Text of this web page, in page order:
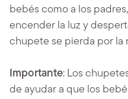
bebés como a los
encender la luz y
chupete se pierda por la
Importante: Los
de ayudar a que los